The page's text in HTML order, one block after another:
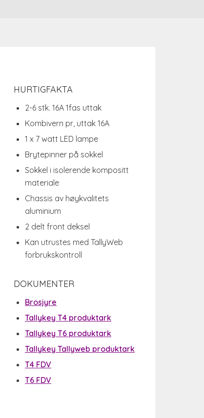
HURTIGFAKTA
2-6 stk. 16A 1fas uttak
Kombivern pr, uttak 16A
1 x 7 watt LED lampe
Brytepinner på sokkel
Sokkel i isolerende kompositt
materiale
Chassis av høykvalitets
aluminium
2 delt front deksel
Kan utrustes med TallyWeb
forbrukskontroll
DOKUMENTER
Brosjyre
Tallykey T4 produktark
Tallykey T6 produktark
Tallykey Tallyweb produktark
T4 FDV
T6 FDV